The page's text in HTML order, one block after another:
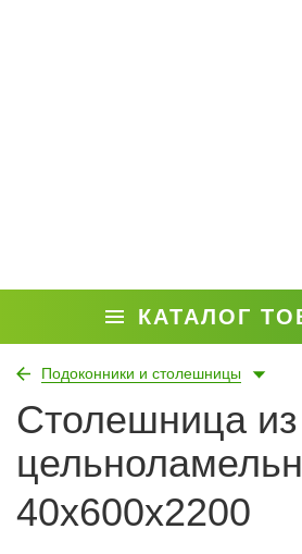
КАТАЛОГ
Подоконники и столешницы
Столешница
40х600х2200